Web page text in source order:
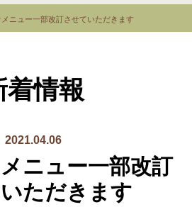
ニュー一部改訂させていただきます
着情報
2021.04.06
ニュー一部改訂
ただきます